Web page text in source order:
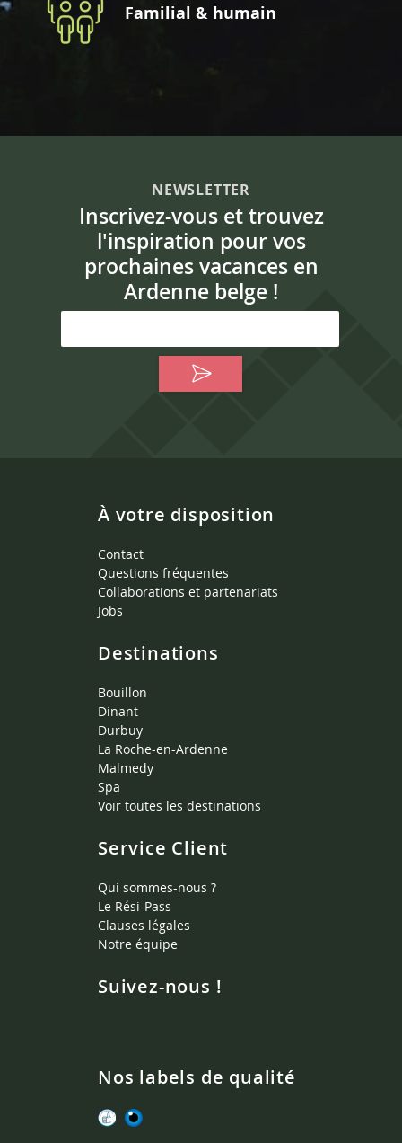
Familial & humain
NEWSLETTER
Inscrivez-vous et trouvez
l'inspiration pour vos
prochaines vacances en
Ardenne belge !
À votre disposition
Contact
Questions fréquentes
Collaborations et partenariats
Jobs
Destinations
Bouillon
Dinant
Durbuy
La Roche-en-Ardenne
Malmedy
Spa
Voir toutes les destinations
Service Client
Qui sommes-nous ?
Le Rési-Pass
Clauses légales
Notre équipe
Suivez-nous !
Nos labels de qualité